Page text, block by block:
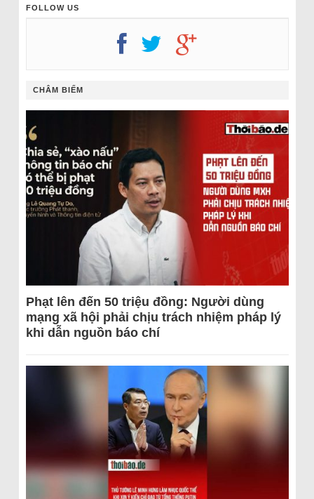
FOLLOW US
CHÂM BIẾM
Phạt lên đến 50 triệu đồng: Người dùng
mạng xã hội phải chịu trách nhiệm pháp lý
khi dẫn nguồn báo chí